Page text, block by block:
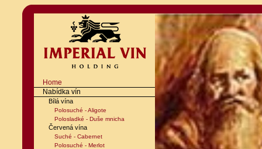
Home
Nabídka vín
Bílá vína
Polosuché - Aligote
Polosladké - Duše mnicha
Červená vína
Suché - Cabernet
Polosuché - Merlot